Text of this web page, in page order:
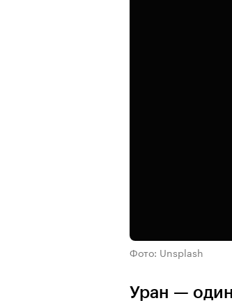
Фото: Unsplash
Уран —